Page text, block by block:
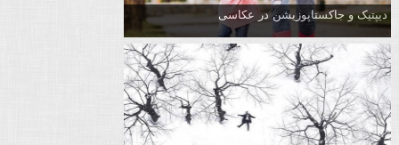
دیپتیک و جاکستا‌پوزیشن در عکاسی